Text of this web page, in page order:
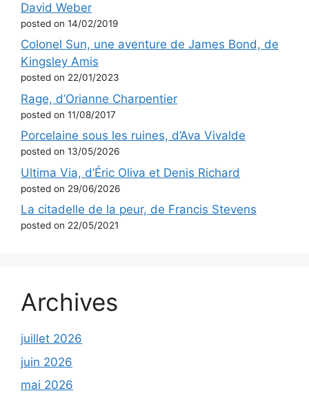
David Weber
posted on 14/02/2019
Colonel Sun, une aventure de James Bond, de
Kingsley Amis
posted on 22/01/2023
Rage, d’Orianne Charpentier
posted on 11/08/2017
Porcelaine sous les ruines, d’Ava Vivalde
posted on 13/05/2026
Ultima Via, d’Éric Oliva et Denis Richard
posted on 29/06/2026
La citadelle de la peur, de Francis Stevens
posted on 22/05/2021
Archives
juillet 2026
juin 2026
mai 2026